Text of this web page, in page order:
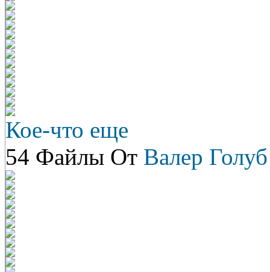
Кое-что еще
54 Файлы От Валер Голуб